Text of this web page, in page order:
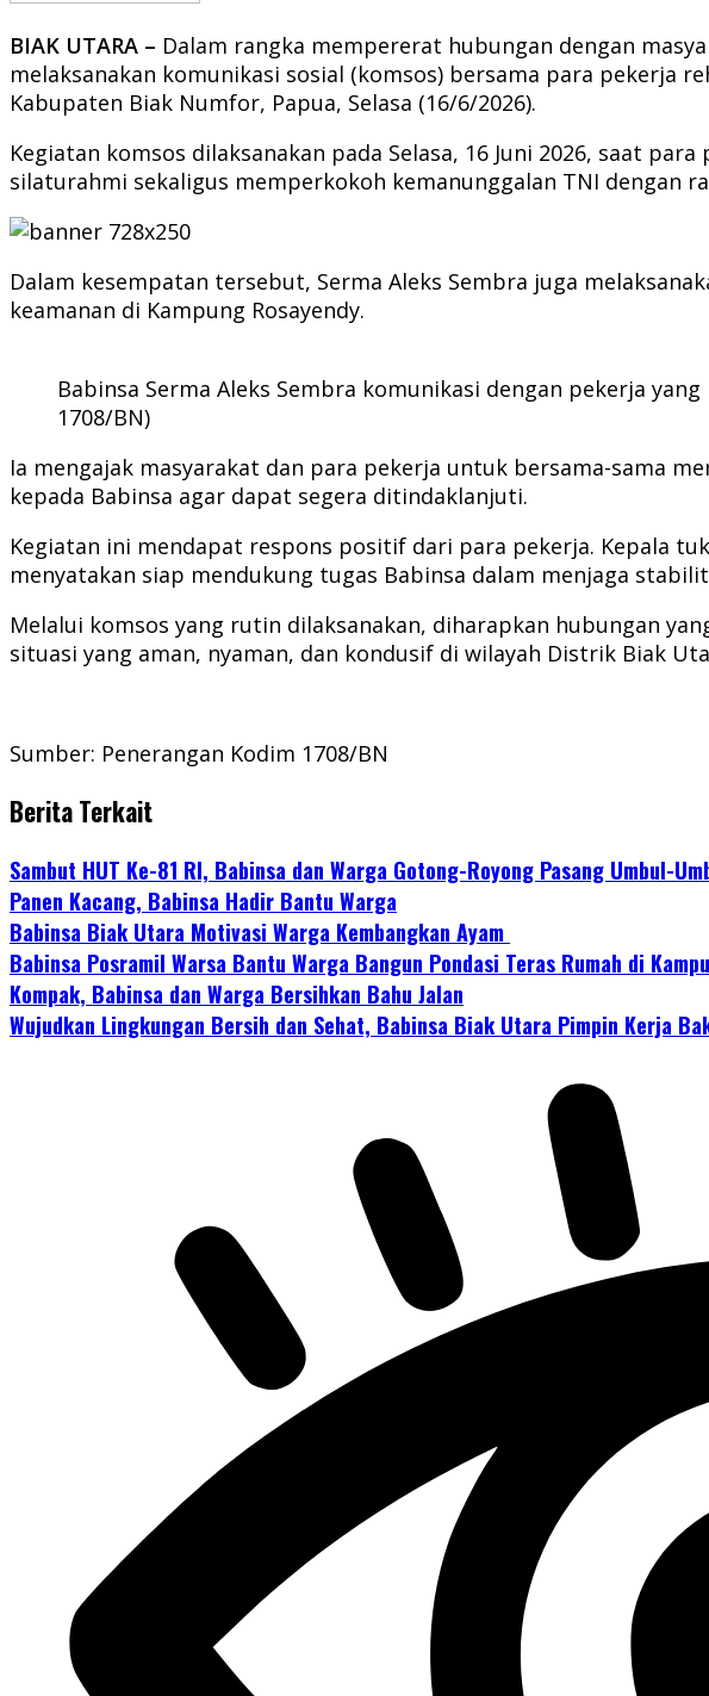
BIAK UTARA – Dalam rangka mempererat hubungan dengan
melaksanakan komunikasi sosial (komsos) bersama para pekerja
Kabupaten Biak Numfor, Papua, Selasa (16/6/2026).
Kegiatan komsos dilaksanakan pada Selasa, 16 Juni 2026, saat
silaturahmi sekaligus memperkokoh kemanunggalan TNI dengan
Dalam kesempatan tersebut, Serma Aleks Sembra juga
keamanan di Kampung Rosayendy.
Babinsa Serma Aleks Sembra komunikasi dengan pekerja
1708/BN)
Ia mengajak masyarakat dan para pekerja untuk bersama-sama
kepada Babinsa agar dapat segera ditindaklanjuti.
Kegiatan ini mendapat respons positif dari para pekerja. Kepala
menyatakan siap mendukung tugas Babinsa dalam menjaga
Melalui komsos yang rutin dilaksanakan, diharapkan hubungan
situasi yang aman, nyaman, dan kondusif di wilayah Distrik Biak
Sumber: Penerangan Kodim 1708/BN
Berita Terkait
Sambut HUT Ke-81 RI, Babinsa dan Warga Gotong-Royong Pasang Umbul-
Panen Kacang, Babinsa Hadir Bantu Warga
Babinsa Biak Utara Motivasi Warga Kembangkan Ayam
Babinsa Posramil Warsa Bantu Warga Bangun Pondasi Teras Rumah di
Kompak, Babinsa dan Warga Bersihkan Bahu Jalan
Wujudkan Lingkungan Bersih dan Sehat, Babinsa Biak Utara Pimpin Kerja